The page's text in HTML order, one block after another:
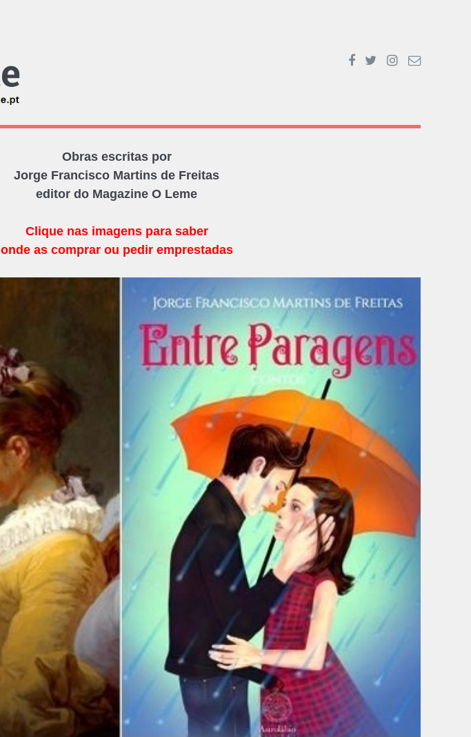
Obras escritas por
Jorge Francisco Martins de Freitas
editor do Magazine O Leme
Clique nas imagens para saber
onde as comprar ou pedir emprestadas